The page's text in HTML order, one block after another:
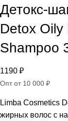
Детокс-
Detox Oily
Shampoo
1190 ₽
Опт от 10 000 ₽
Limba Cosmetics
жирных волос с